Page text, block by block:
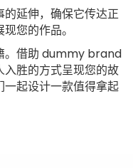
延伸，确保它传达正
您的作品。
。借助 dummy brand
胜的方式呈现您的故
起设计一款值得拿起